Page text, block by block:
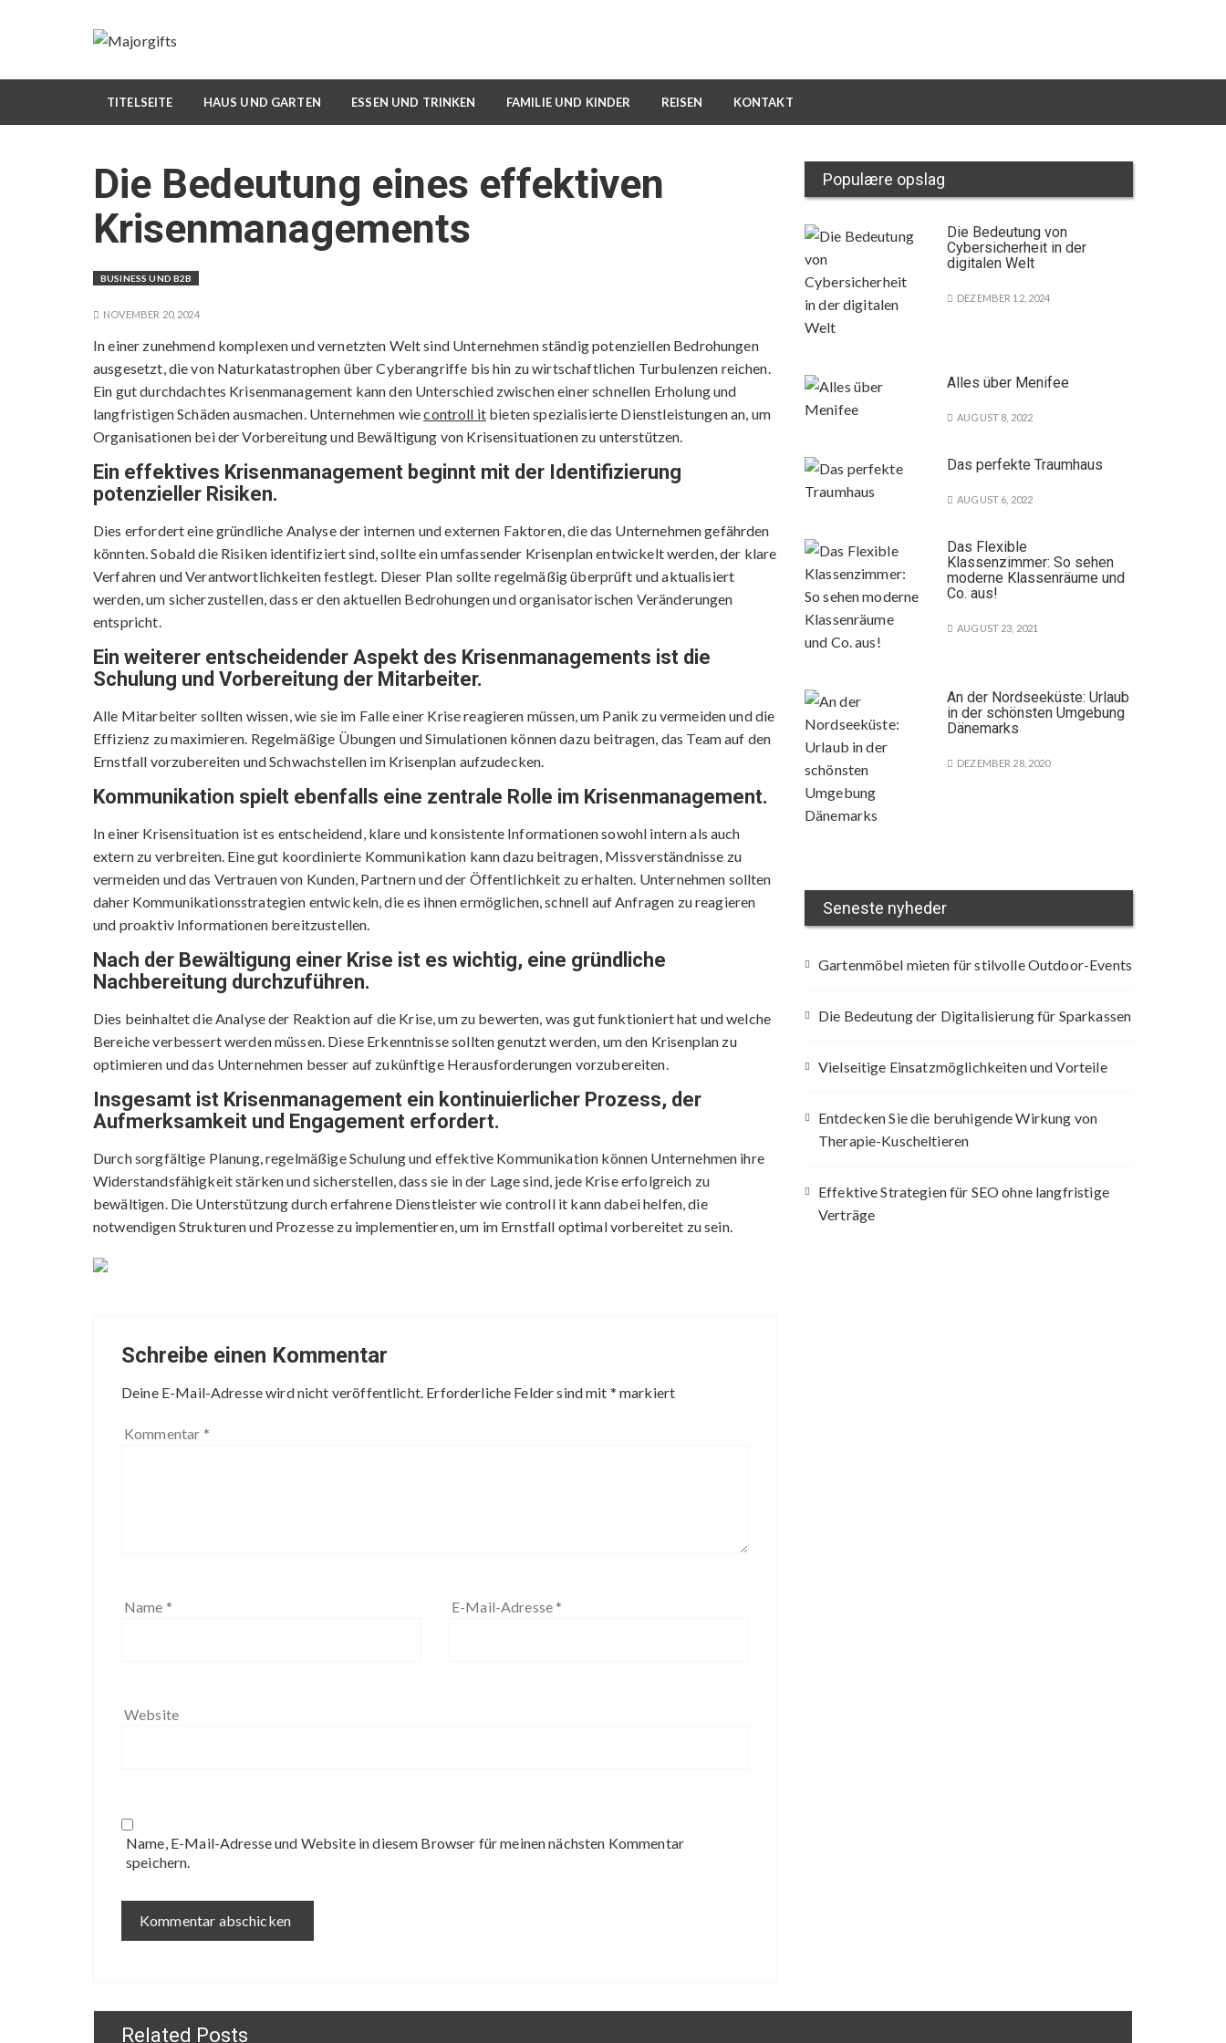
p
o
TITELSEITE HAUS UND GARTEN ESSEN UND TRINKEN FAMILIE UND KINDER REISEN KONTAKT
Die Bedeutung eines effektiven
Krisenmanagements
BUSINESS UND B2B
NOVEMBER 20, 2024
In einer zunehmend komplexen und vernetzten Welt sind Unternehmen ständig potenziellen Bedrohungen
ausgesetzt, die von Naturkatastrophen über Cyberangriffe bis hin zu wirtschaftlichen Turbulenzen reichen.
Ein gut durchdachtes Krisenmanagement kann den Unterschied zwischen einer schnellen Erholung und
langfristigen Schäden ausmachen. Unternehmen wiecontroll it bieten spezialisierte Dienstleistungen an, um
Organisationen bei der Vorbereitung und Bewältigung von Krisensituationen zu unterstützen.
Ein effektives Krisenmanagement beginnt mit der Identifizierung
potenzieller Risiken.
Dies erfordert eine gründliche Analyse der internen und externen Faktoren, die das Unternehmen gefährden
könnten. Sobald die Risiken identifiziert sind, sollte ein umfassender Krisenplan entwickelt werden, der klare
Verfahren und Verantwortlichkeiten festlegt. Dieser Plan sollte regelmäßig überprüft und aktualisiert
werden, um sicherzustellen, dass er den aktuellen Bedrohungen und organisatorischen Veränderungen
entspricht.
Ein weiterer entscheidender Aspekt des Krisenmanagements ist die
Schulung und Vorbereitung der Mitarbeiter.
Alle Mitarbeiter sollten wissen, wie sie im Falle einer Krise reagieren müssen, um Panik zu vermeiden und die
Effizienz zu maximieren. Regelmäßige Übungen und Simulationen können dazu beitragen, das Team auf den
Ernstfall vorzubereiten und Schwachstellen im Krisenplan aufzudecken.
Kommunikation spielt ebenfalls eine zentrale Rolle im Krisenmanagement.
In einer Krisensituation ist es entscheidend, klare und konsistente Informationen sowohl intern als auch
extern zu verbreiten. Eine gut koordinierte Kommunikation kann dazu beitragen, Missverständnisse zu
vermeiden und das Vertrauen von Kunden, Partnern und der Öffentlichkeit zu erhalten. Unternehmen sollten
daher Kommunikationsstrategien entwickeln, die es ihnen ermöglichen, schnell auf Anfragen zu reagieren
und proaktiv Informationen bereitzustellen.
Nach der Bewältigung einer Krise ist es wichtig, eine gründliche
Nachbereitung durchzuführen.
Dies beinhaltet die Analyse der Reaktion auf die Krise, um zu bewerten, was gut funktioniert hat und welche
Bereiche verbessert werden müssen. Diese Erkenntnisse sollten genutzt werden, um den Krisenplan zu
optimieren und das Unternehmen besser auf zukünftige Herausforderungen vorzubereiten.
Insgesamt ist Krisenmanagement ein kontinuierlicher Prozess, der
Aufmerksamkeit und Engagement erfordert.
Durch sorgfältige Planung, regelmäßige Schulung und effektive Kommunikation können Unternehmen ihre
Widerstandsfähigkeit stärken und sicherstellen, dass sie in der Lage sind, jede Krise erfolgreich zu
bewältigen. Die Unterstützung durch erfahrene Dienstleister wie controll it kann dabei helfen, die
notwendigen Strukturen und Prozesse zu implementieren, um im Ernstfall optimal vorbereitet zu sein.
Schreibe einen Kommentar
Deine E-Mail-Adresse wird nicht veröffentlicht. Erforderliche Felder sind mit * markiert
Kommentar *
Name * E-Mail-Adresse *
Website
Name, E-Mail-Adresse und Website in diesem Browser für meinen nächsten Kommentar
speichern.
Populære opslag
Die Bedeutung von
Cybersicherheit in der
digitalen Welt
DEZEMBER 12, 2024
Alles über Menifee
AUGUST 8, 2022
Das perfekte Traumhaus
AUGUST 6, 2022
Das Flexible
Klassenzimmer: So sehen
moderne Klassenräume und
Co. aus!
AUGUST 23, 2021
An der Nordseeküste: Urlaub
in der schönsten Umgebung
Dänemarks
DEZEMBER 28, 2020
Seneste nyheder
Gartenmöbel mieten für stilvolle Outdoor-Events
Die Bedeutung der Digitalisierung für Sparkassen
Vielseitige Einsatzmöglichkeiten und Vorteile
Entdecken Sie die beruhigende Wirkung von
Therapie-Kuscheltieren
Effektive Strategien für SEO ohne langfristige
Verträge
Related Posts